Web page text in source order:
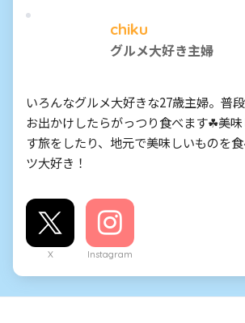
chiku
グルメ大好き主婦
いろんなグルメ大好きな27歳主婦。普段
お出かけしたらがっつり食べます☘美
す旅をしたり、地元で美味しいものを
ツ大好き！
X Instagram